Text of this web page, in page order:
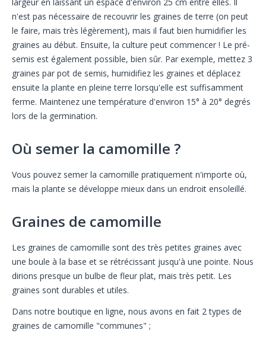
largeur en laissant un espace d'environ 25 cm entre elles. Il
n'est pas nécessaire de recouvrir les graines de terre (on peut
le faire, mais très légèrement), mais il faut bien humidifier les
graines au début. Ensuite, la culture peut commencer ! Le pré-
semis est également possible, bien sûr. Par exemple, mettez 3
graines par pot de semis, humidifiez les graines et déplacez
ensuite la plante en pleine terre lorsqu'elle est suffisamment
ferme. Maintenez une température d'environ 15° à 20° degrés
lors de la germination.
Où semer la camomille ?
Vous pouvez semer la camomille pratiquement n'importe où,
mais la plante se développe mieux dans un endroit ensoleillé.
Graines de camomille
Les graines de camomille sont des très petites graines avec
une boule à la base et se rétrécissant jusqu'à une pointe. Nous
dirions presque un bulbe de fleur plat, mais très petit. Les
graines sont durables et utiles.
Dans notre boutique en ligne, nous avons en fait 2 types de
graines de camomille "communes" ;